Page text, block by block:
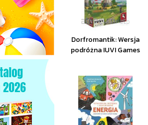
Dorfromantik: Wersja
podróżna IUVI Games